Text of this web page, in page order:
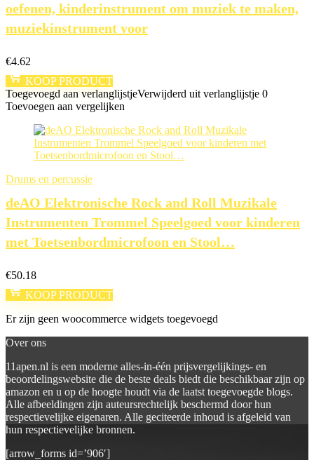
oefenen, kinderinstrument om muziek te maken,
muziekinstrument voor
€4.62
KOOP PRODUCT
Toegevoegd aan verlanglijstjeVerwijderd uit verlanglijstje 0
Toevoegen aan vergelijken
Drums en percussie
deAO Elektronische Rock and Roll Muzikale
Instrumenten Trommel Speelgoed voor kinderen
met Toetsenbordmicrofoon en Stool…
€50.18
KOOP PRODUCT
Er zijn geen woocommerce widgets toegevoegd
Over ons
11apen.nl is een moderne alles-in-één prijsvergelijkings- en
beoordelingswebsite die de beste deals biedt die beschikbaar zijn op
amazon en u op de hoogte houdt via de laatst toegevoegde blogs.
Alle afbeeldingen zijn auteursrechtelijk beschermd door hun
respectievelijke eigenaren. Alle geciteerde inhoud is afgeleid van
hun respectievelijke bronnen.
[arrow_forms id=’906′]